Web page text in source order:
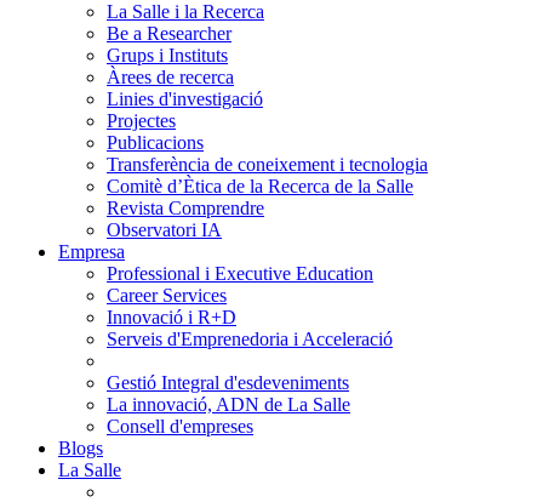
La Salle i la Recerca
Be a Researcher
Grups i Instituts
Àrees de recerca
Linies d'investigació
Projectes
Publicacions
Transferència de coneixement i tecnologia
Comitè d’Ètica de la Recerca de la Salle
Revista Comprendre
Observatori IA
Empresa
Professional i Executive Education
Career Services
Innovació i R+D
Serveis d'Emprenedoria i Acceleració
Gestió Integral d'esdeveniments
La innovació, ADN de La Salle
Consell d'empreses
Blogs
La Salle